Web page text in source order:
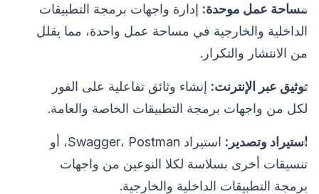
مساحة عمل موحدة: إدارة واجهات برمجة التطبيقات
الداخلية والخارجية في مساحة عمل واحدة، مما يقلل
من الانتشار والتكرار.
توثيق عبر الإنترنت: إنشاء وثائق تفاعلية على الفور
لكل من واجهات برمجة التطبيقات الخاصة والعامة.
استيراد وتصدير:
استيراد Swagger، Postman، أو
تنسيقات أخرى بسلاسة لكلا النوعين من واجهات
برمجة التطبيقات الداخلية والخارجية.